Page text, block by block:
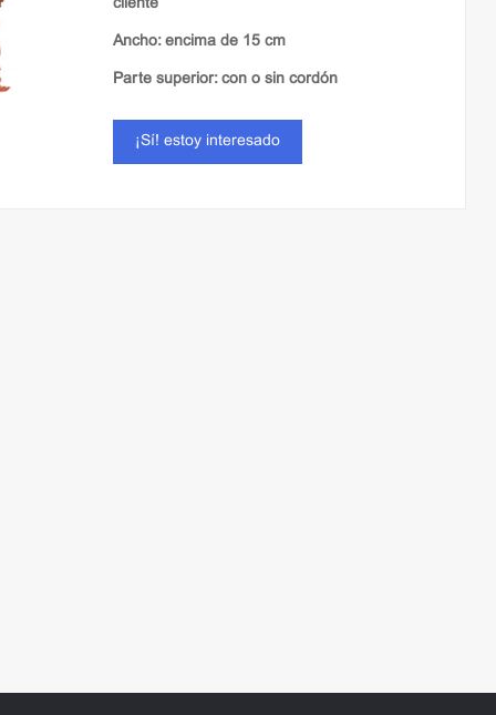
cliente
Ancho: encima de 15 cm
Parte superior: con o sin cordón
¡Sí! estoy interesado